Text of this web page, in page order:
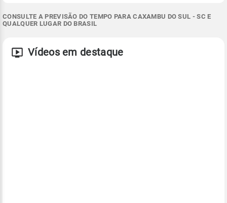
CONSULTE A PREVISÃO DO TEMPO PARA CAXAMBU DO SUL - SC E
QUALQUER LUGAR DO BRASIL
Vídeos em destaque